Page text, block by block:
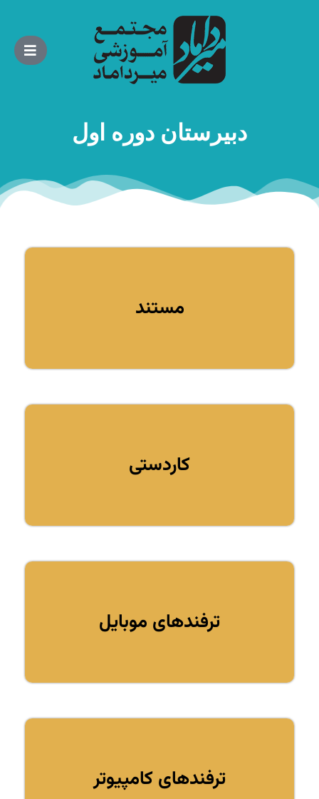
دبیرستان دوره اول
مستند
کاردستی
ترفندهای موبایل
ترفندهای کامپیوتر